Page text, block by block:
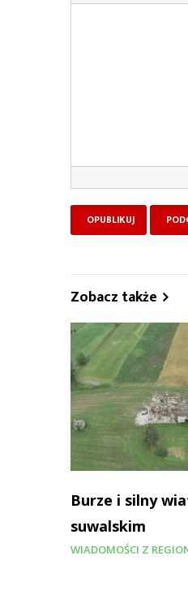
Zobacz także
Burze i silny
suwalskim
WIADOMOŚCI Z